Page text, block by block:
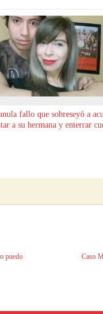
fallo que sobreseyó a
a su hermana y enterrar
puedo
Caso